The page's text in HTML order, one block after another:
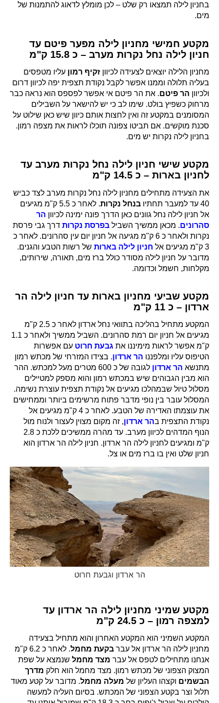
בחניון לילה תמצאו רק שלט – לכן מומלץ לדאוג להתמנות של
מים.
מקטע חמישי מחניון לילה מפער פיטם עד
חניון לילה נחל נקרות מערב – כ 15.8 ק"מ
מחניון הלילה יוצאים לצעידה לכיוון זקיף רמון עליו מטפסים
בעליה תלולה וממנו אפשר לקבל נקודת תצפית יפה לכיוון דרום
ולכיוון הר פיטם. את הר פיטם אי אפשר לפספס הוא נראה כבר
מרחוק כשפיץ בולט. שימו לב כי יש להישאר על השבילים
המסומנים במקטע זה ואין לחצות אותם כיוון שיש כאן שילוט על
סכנת מוקשים. אם תביטו צפונה תוכלו לראות את מצפה רמון.
בחניון לילה נקרות יש מים.
מקטע שישי חניון לילה נחל נקרות מערב עד
לחניון בארות – כ 14.5 ק"מ
את הצעידה מתחילים מחניון לילה נחל נקרות מערב לצד כביש
40 עד למעבר תחתיו
בנחל נקרות
. לאחר כ 5.5 ק"מ מגיעים
אל חניון לילה נחל גוונים כאן הדרך פונה ימינה לכיוון הר
סהרונים. מכאן ממשיך השביל בפרסת נקרות דרך גבי פרסת
נקרות ולאחר כ 6 ק"מ מגיעה אל חניון יום עין סהרונים. לאחר כ
3 ק"מ מגיעים אל
חניון לילה בארות של רשות הטבע והגנים.
מדובר על חניון לילה מסודר כולל ברז מים, תאורה, שירותים,
מקלחות, חשמל וכדומה.
מקטע שביעי מחניון בארות עד חניון לילה הר
ארדון – כ 11 ק"מ
המקטע מתחיל בהליכה בתוואי נחל ארדון לאחר כ 2.5 ק"מ
מגיעים אל חניון יום רמת סהרונים. השביל ממשיך ולאחר כ 1.1
ק"מ אפשר לראות מימיננו את גבעת חרוט עם אפשרות
הטיפוס עליו ומלפננו הר ארדון. בצידו המזרחי של מכתש רמון
מתנשא הר ארדון
לגובה של כ 600 מטרים מעל למכתש. ההר
הוא מבין הגבוהים שיש במכתש רמון והוא מספק למטיילים
מסלול טיול שבמהלכו מגיעים אל נקודת תצפית עוצרת נשימה.
המסלול עובר בין נופי מדבר פתוח מרשימים ביותר וממחישים
את עוצמתו האדירה של הטבע. לאחר כ 4 ק"מ מגיעים אל
נקודת התצפית בהר ארדון, זה מקום מצוין לעצור ולנוח מול
הנוף המדהים לכיוון מערב. עד מהרה ממשיכים ללכת כ 2.8
ק"מ ומגיעים לחניון לילה הר ארדון. חניון לילה הר ארדון הוא
חניון שלט ואין בו ברז מים או צל.
הר ארדון וגבעת חרוט
מקטע שמיני מחניון לילה הר ארדון עד
למצפה רמון – כ 24.5 ק"מ
המקטע השמיני הוא המקטע האחרון והוא מתחיל בצעידה
מחניון לילה הר ארדון אל עבר בקעת מחמל
. לאחר כ 6.2 ק"מ
אנחנו מתחילים לטפס אל עבר מצד מחמל שנמצא על שפת
המצוק הצפוני של מכתש רמון. מצד מחמל הוא חלק מדרך
הבשמים וקצהו העליון של מעלה מחמל. מדובר על קטע מאוד
תלול וצר בקטע הצפוני של המכתש. בסיום העליה למעשה